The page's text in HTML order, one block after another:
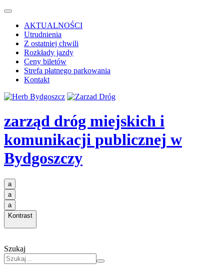
AKTUALNOŚCI
Utrudnienia
Z ostatniej chwili
Rozkłady jazdy
Ceny biletów
Strefa płatnego parkowania
Kontakt
zarząd dróg miejskich i
komunikacji publicznej w
Bydgoszczy
a
a
a
Kontrast
Szukaj